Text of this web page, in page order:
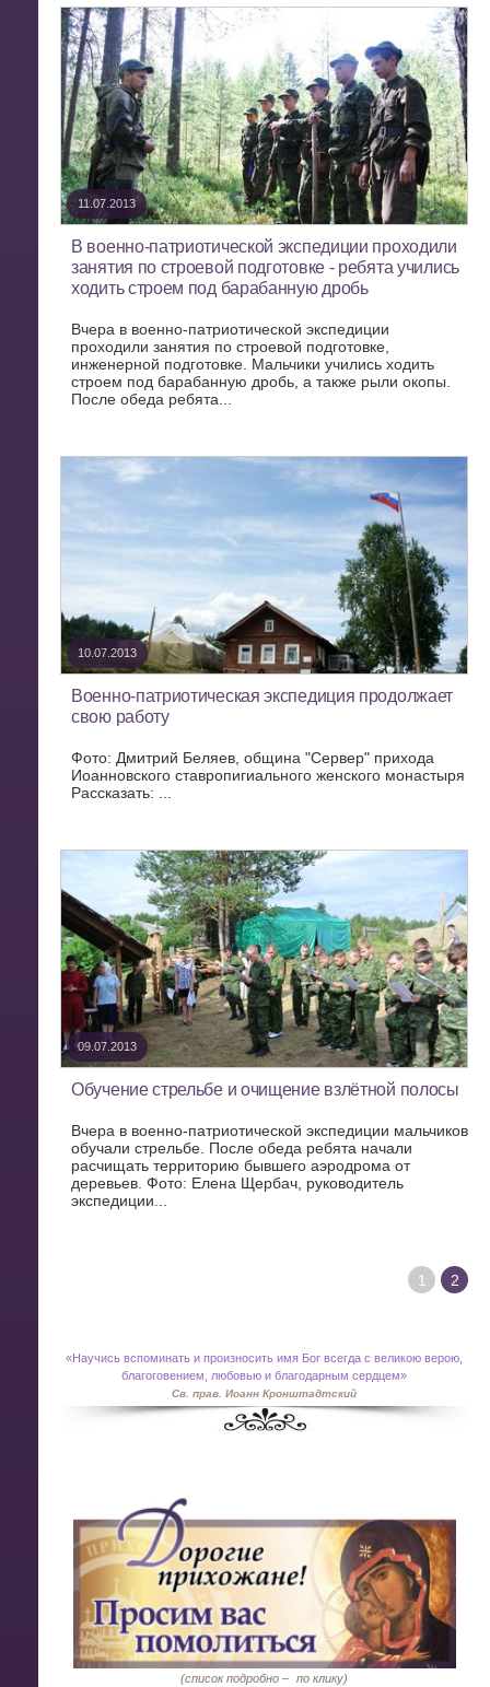
11.07.2013
В военно-патриотической экспедиции проходили
занятия по строевой подготовке - ребята учились
ходить строем под барабанную дробь
Вчера в военно-патриотической экспедиции
проходили занятия по строевой подготовке,
инженерной подготовке. Мальчики учились ходить
строем под барабанную дробь, а также рыли окопы.
После обеда ребята...
10.07.2013
Военно-патриотическая экспедиция продолжает
свою работу
Фото: Дмитрий Беляев, община "Сервер" прихода
Иоанновского ставропигиального женского монастыря
Рассказать: ...
09.07.2013
Обучение стрельбе и очищение взлётной полосы
Вчера в военно-патриотической экспедиции мальчиков
обучали стрельбе. После обеда ребята начали
расчищать территорию бывшего аэродрома от
деревьев. Фото: Елена Щербач, руководитель
экспедиции...
1 2
«Научись вспоминать и произносить имя Бог всегда с великою верою,
благоговением, любовью и благодарным сердцем»
Св. прав. Иоанн Кронштадтский
(список подробно – по клику)